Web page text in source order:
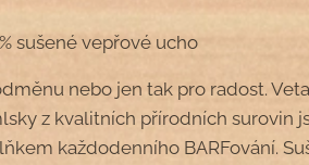
sušené vepřové ucho
nebo jen tak pro radost.
z kvalitních přírodních surovin
každodenního BARFování.